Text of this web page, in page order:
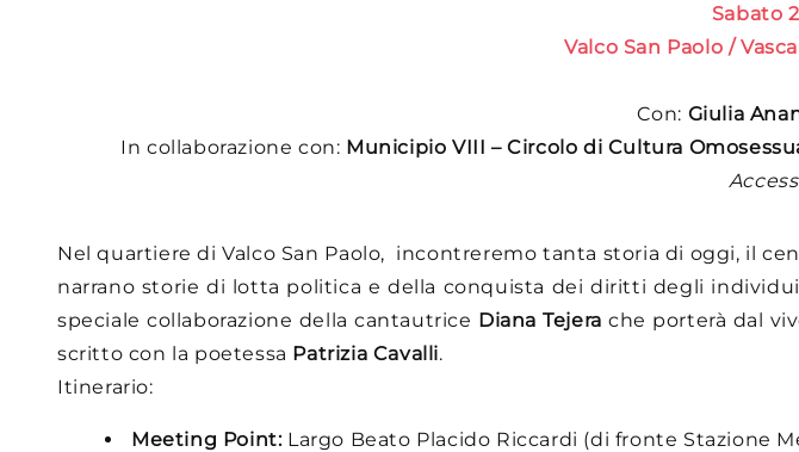
Sabato
Valco San Paolo /
Con: Giulia
In collaborazione con: Municipio VIII – Circolo di Cultura
Nel quartiere di Valco San Paolo, incontreremo tanta storia di oggi, il
narrano storie di lotta politica e della conquista dei diritti degli
speciale collaborazione della cantautrice Diana Tejera che porterà dal
scritto con la poetessa Patrizia Cavalli.
Itinerario:
Meeting Point: Largo Beato Placido Riccardi (di fronte Stazione